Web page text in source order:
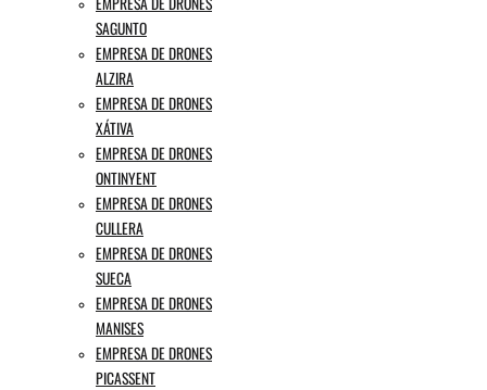
SAGUNTO
EMPRESA DE DRONES
ALZIRA
EMPRESA DE DRONES
XÁTIVA
EMPRESA DE DRONES
ONTINYENT
EMPRESA DE DRONES
CULLERA
EMPRESA DE DRONES
SUECA
EMPRESA DE DRONES
MANISES
EMPRESA DE DRONES
PICASSENT